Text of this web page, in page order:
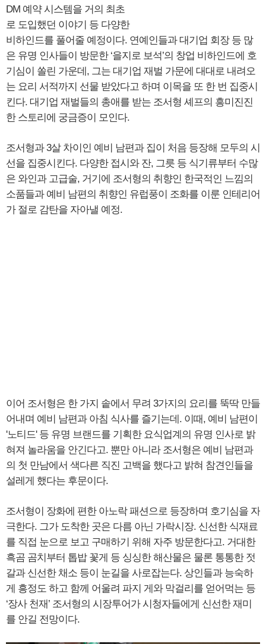
DM 예약 시스템을 거의 최초
로 도입했던 이야기 등 다양한
비하인드를 풀어줄 예정이다. 연예인들과 대기업 회장 등 많
은 유명 인사들이 방문한 ‘을지로 보석’의 창업 비하인드에 호
기심이 쏠린 가운데, 그는 대기업 재벌 가문에 대대로 내려오
는 요리 서적까지 선물 받았다고 하며 이목을 또 한 번 집중시
킨다. 대기업 재벌들의 총애를 받는 조서형 셰프의 흥미진진
한 스토리에 궁금증이 모인다.
조서형과 3살 차이인 예비 남편과 집이 처음 등장해 모두의 시
선을 집중시킨다. 다양한 접시와 잔, 그릇 등 식기류부터 수많
은 와인과 고급술, 거기에 조서형의 취향인 한국적인 느낌의
소품들과 예비 남편의 취향인 유럽풍이 조화를 이룬 인테리어
가 절로 감탄을 자아낼 예정.
이어 조서형은 한 가지 솥에서 무려 3가지의 요리를 뚝딱 만들
어내며 예비 남편과 아침 식사를 즐기는데. 이때, 예비 남편이
'노티드' 등 유명 브랜드를 기획한 요식업계의 유명 인사로 밝
혀져 놀라움을 안긴다고. 뿐만 아니라 조서형은 예비 남편과
의 첫 만남에서 색다른 직진 고백을 했다고 밝혀 참견인들을
설레게 했다는 후문이다.
조서형이 장화에 편한 아노락 패션으로 등장하며 호기심을 자
극한다. 그가 도착한 곳은 다름 아닌 가락시장. 신선한 식재료
를 직접 눈으로 보고 구매하기 위해 자주 방문한다고. 거대한
흑곰 곰치부터 톱밥 꽃게 등 싱싱한 해산물은 물론 통통한 젓
갈과 신선한 채소 등이 눈길을 사로잡는다. 상인들과 능숙하
게 흥정도 하고 함께 어울려 파지 게와 막걸리를 얻어먹는 등
‘장사 천재’ 조서형의 시장투어가 시청자들에게 신선한 재미
를 안길 전망이다.